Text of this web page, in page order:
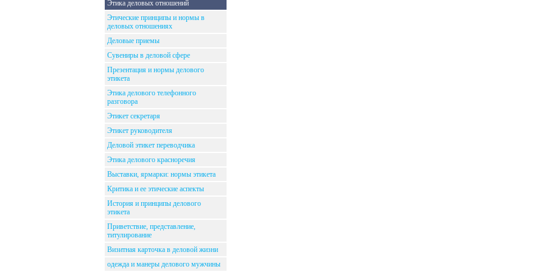
Этика деловых отношений
Этические принципы и нормы в
деловых отношениях
Деловые приемы
Сувениры в деловой сфере
Презентация и нормы делового
этикета
Этика делового телефонного
разговора
Этикет секретаря
Этикет руководителя
Деловой этикет переводчика
Этика делового красноречия
Выставки, ярмарки: нормы этикета
Критика и ее этические аспекты
История и принципы делового
этикета
Приветствие, представление,
титулирование
Визитная карточка в деловой жизни
одежда и манеры делового мужчины